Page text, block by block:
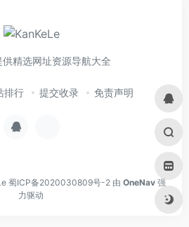
供精选网址资源导航大全
排行 提交收录 免责声明
蜀ICP备2020030809号-2 由 OneNav 强
力驱动